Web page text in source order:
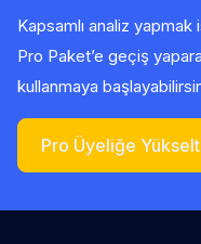
Kapsamlı analiz yapmak
Pro Paket’e geçiş
kullanmaya
Pro Üyeliğe Yükselt